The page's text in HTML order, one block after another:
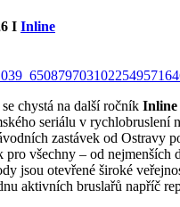
I Inline
chystá na další ročník Inline
seriálu v rychlobruslení
zastávek od Ostravy
pro všechny – od nejmenších
jsou otevřené široké
aktivních bruslařů napříč